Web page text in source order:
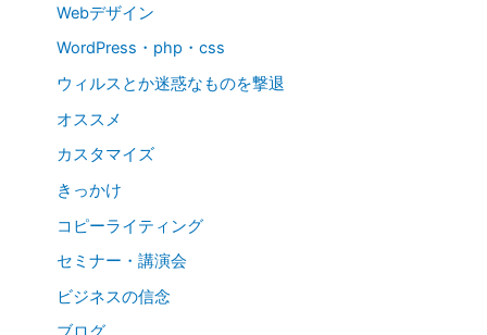
Webデザイン
WordPress・php・css
ウィルスとか迷惑なものを撃退
オススメ
カスタマイズ
きっかけ
コピーライティング
セミナー・講演会
ビジネスの信念